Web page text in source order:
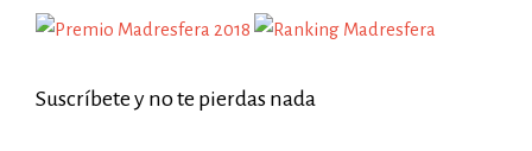
Suscríbete y no te pierdas nada